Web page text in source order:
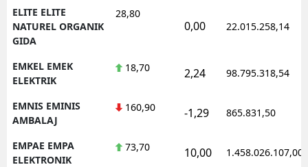
ELITE ELITE
NATUREL ORGANIK
GIDA
28,80
0,00 22.015.258,14
EMKEL EMEK
ELEKTRIK
18,70 2,24 98.795.318,54
EMNIS EMINIS
AMBALAJ
160,90 -1,29 865.831,50
EMPAE EMPA
ELEKTRONIK
73,70 10,00 1.458.026.107,00